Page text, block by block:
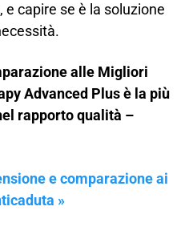
capire se è la soluzione
alle Migliori
Advanced Plus è la più
rapporto qualità –
e comparazione ai
»